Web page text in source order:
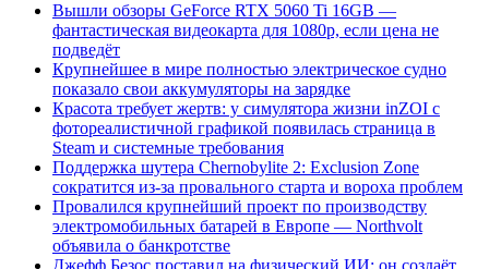
Вышли обзоры GeForce RTX 5060 Ti 16GB —
фантастическая видеокарта для 1080p, если цена не
подведёт
Крупнейшее в мире полностью электрическое судно
показало свои аккумуляторы на зарядке
Красота требует жертв: у симулятора жизни inZOI с
фотореалистичной графикой появилась страница в
Steam и системные требования
Поддержка шутера Chernobylite 2: Exclusion Zone
сократится из-за провального старта и вороха проблем
Провалился крупнейший проект по производству
электромобильных батарей в Европе — Northvolt
объявила о банкротстве